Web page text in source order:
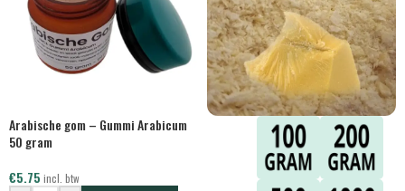
Arabische gom – Gummi Arabicum
50 gram
€5.75 incl. btw